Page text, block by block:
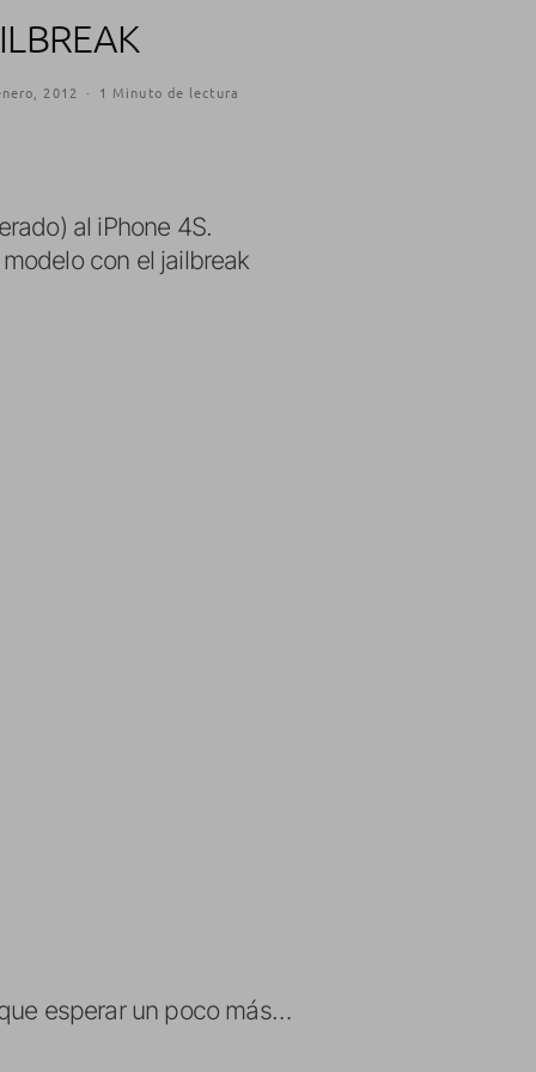
2012 · 1 Minuto de lectura
al iPhone 4S.
con el jailbreak
esperar un poco más…